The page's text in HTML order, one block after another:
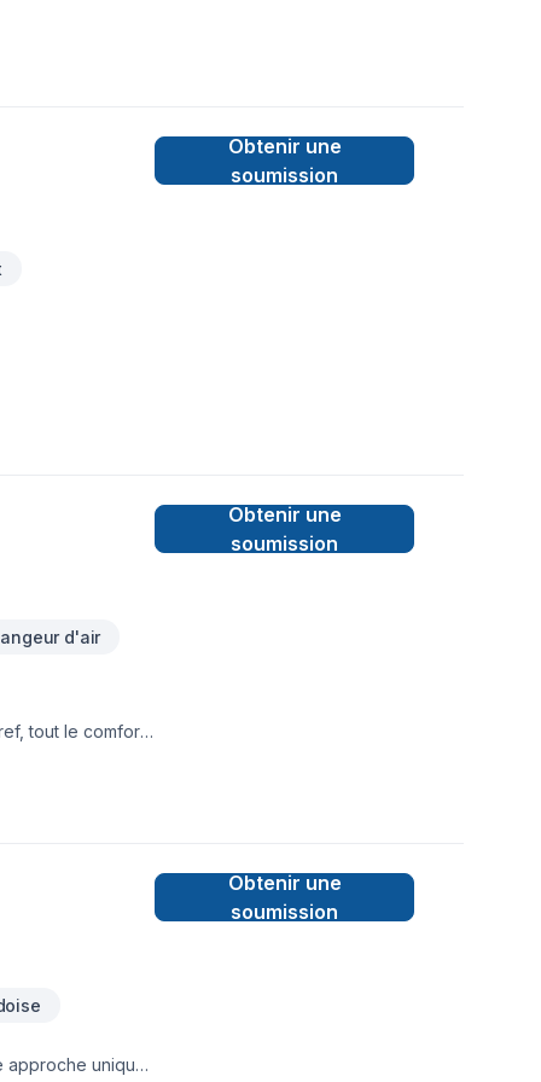
Obtenir une
soumission
d'air
tout le comfort
Obtenir une
soumission
approche unique
Obtenir une
soumission